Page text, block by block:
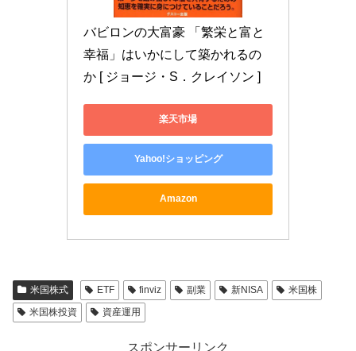
バビロンの大富豪 「繁栄と富と
幸福」はいかにして築かれるの
か [ ジョージ・S．クレイソン ]
楽天市場
Yahoo!ショッピング
Amazon
米国株式 ETF finviz 副業 新NISA
米国株
米国株投資
資産運用
スポンサーリンク